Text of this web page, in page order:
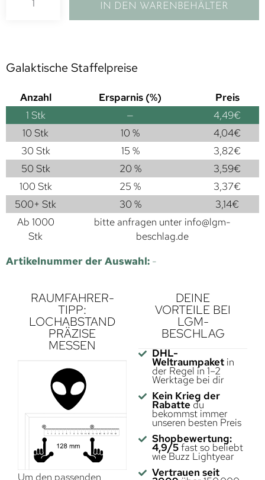
IN DEN WARENBEHÄLTER
Galaktische Staffelpreise
Anzahl Ersparnis (%)
Preis
1 Stk — 4,49€
10 Stk
10 % 4,04€
30 Stk
15 % 3,82€
50 Stk
20 % 3,59€
100 Stk
25 % 3,37€
500+ Stk
30 % 3,14€
Ab 1000
Stk
bitte anfragen unter info@lgm-
beschlag.de
Artikelnummer der Auswahl: -
RAUMFAHRER-
TIPP:
LOCHABSTAND
PRÄZISE
MESSEN
Um den passenden
DEINE
VORTEILE BEI
LGM-
BESCHLAG
DHL-
Weltraumpaketin
der Regel in 1–2
Werktage bei dir
Kein Krieg der
Rabatte du
bekommst immer
unseren besten Preis
Shopbewertung:
4,9/5fast so beliebt
wie Buzz Lightyear
Vertrauen seit